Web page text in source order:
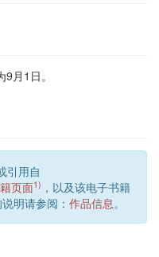
月1日。
引用自
页面1) ，以及该电子书籍
明请参阅： 作品信息。